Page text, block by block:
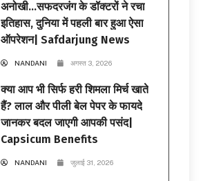
अनोखी…सफदरजंग के डॉक्टरों ने रचा
इतिहास, दुनिया में पहली बार हुआ ऐसा
ऑपरेशन| Safdarjung News
NANDANI अगस्त 3, 2026
क्या आप भी सिर्फ हरी शिमला मिर्च खाते
हैं? लाल और पीली बेल पेपर के फायदे
जानकर बदल जाएगी आपकी पसंद|
Capsicum Benefits
NANDANI जुलाई 31, 2026